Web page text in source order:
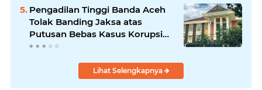
Pengadilan Tinggi Banda Aceh
Tolak Banding Jaksa atas
Putusan Bebas Kasus Korupsi
Wastafel
Lihat Selengkapnya